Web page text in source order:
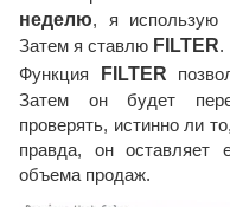
неделю, я использую
Затем я ставлю FILTER.
Функция
FILTER
Затем он будет
проверять, истинно ли
правда, он оставляет
объема продаж.